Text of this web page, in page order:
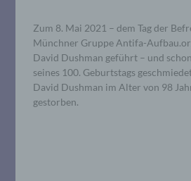
Zum 8. Mai 2021 – dem Tag der
Münchner Gruppe Antifa-
David Dushman geführt – und
seines 100. Geburtstags
David Dushman im Alter von 98
gestorben.